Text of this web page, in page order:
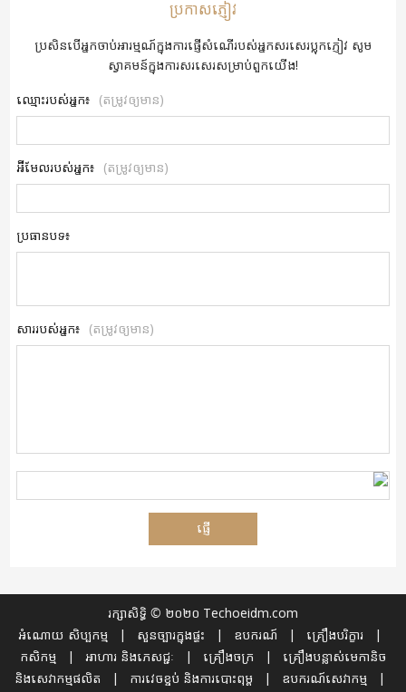
ប្រកាសភ្ញៀវ
ប្រសិនបើអ្នកចាប់អារម្មណ៍ក្នុងការផ្ញើសំណើរបស់អ្នកសរសេរប្លុកភ្ញៀវ សូម
ស្វាគមន៍ក្នុងការសរសេរសម្រាប់ពួកយើង!
ឈ្មោះរបស់អ្នក៖ (តម្រូវឲ្យមាន)
អ៊ីមែលរបស់អ្នក៖ (តម្រូវឲ្យមាន)
ប្រធានបទ៖
សាររបស់អ្នក៖ (តម្រូវឲ្យមាន)
រក្សាសិទ្ធិ © ២០២០ Techoeidm.com
អំណោយ សិប្បកម្ម
សួនច្បារក្នុងផ្ទះ ឧបករណ៍ គ្រឿងបរិក្ខារ
កសិកម្ម
អាហារ និងភេសជ្ជៈ គ្រឿងចក្រ
គ្រឿងបន្លាស់មេកានិច
និងសេវាកម្មផលិត
ការវេចខ្ចប់ និងការបោះពុម្ព ឧបករណ៍សេវាកម្ម